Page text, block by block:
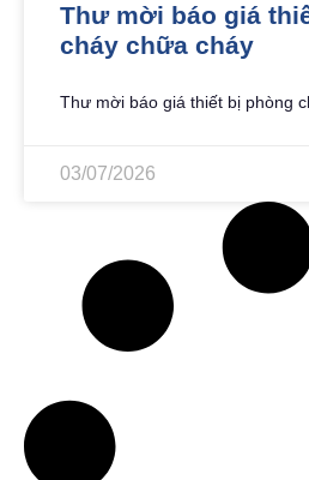
Thư mời báo giá
cháy chữa cháy
Thư mời báo giá thiết bị phòng
03/07/2026